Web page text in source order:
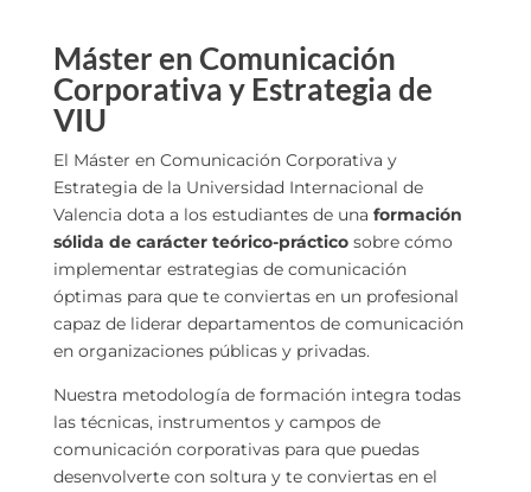
Máster en Comunicación
Corporativa y Estrategia de
VIU
El Máster en Comunicación Corporativa y
Estrategia de la Universidad Internacional de
Valencia dota a los estudiantes de una formación
sólida de carácter teórico-prácticosobre cómo
implementar estrategias de comunicación
óptimas para que te conviertas en un profesional
capaz de liderar departamentos de comunicación
en organizaciones públicas y privadas.
Nuestra metodología de formación integra todas
las técnicas, instrumentos y campos de
comunicación corporativas para que puedas
desenvolverte con soltura y te conviertas en el